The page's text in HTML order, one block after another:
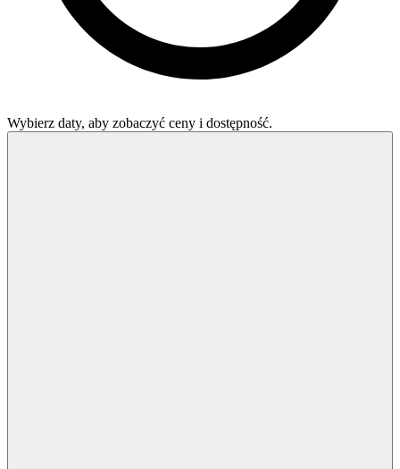
Wybierz daty, aby zobaczyć ceny i dostępność.